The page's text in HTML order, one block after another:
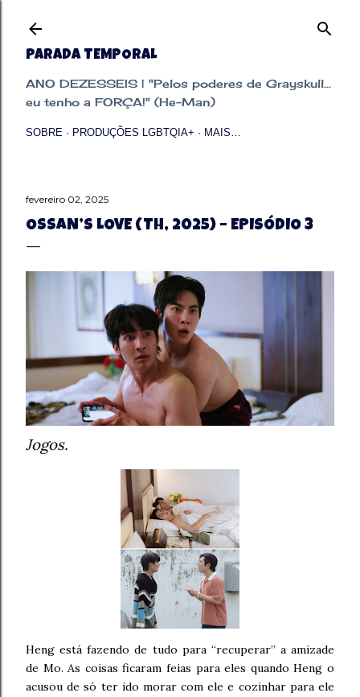
PARADA TEMPORAL
ANO DEZESSEIS | "Pelos poderes de Grayskull...
eu tenho a FORÇA!" (He-Man)
SOBRE PRODUÇÕES LGBTQIA+ MAIS…
fevereiro 02, 2025
OSSAN’S LOVE (TH, 2025) – EPISÓDIO 3
Jogos.
Heng está fazendo de tudo para “recuperar” a amizade
de Mo. As coisas ficaram feias para eles quando Heng o
acusou de só ter ido morar com ele e cozinhar para ele